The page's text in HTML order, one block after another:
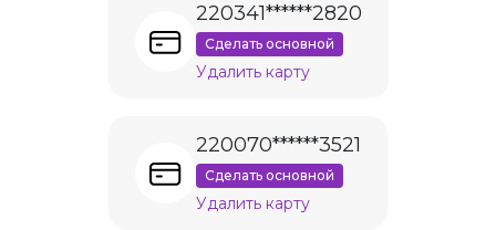
220341******2820
Сделать основной
Удалить карту
220070******3521
Сделать основной
Удалить карту